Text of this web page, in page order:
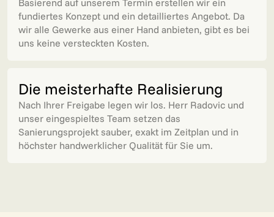
fundiertes Konzept und ein detailliertes Angebot. Da
wir alle Gewerke aus einer Hand anbieten, gibt es bei
uns keine versteckten Kosten.
Die meisterhafte Realisierung
Nach Ihrer Freigabe legen wir los. Herr Radovic und
unser eingespieltes Team setzen das
Sanierungsprojekt sauber, exakt im Zeitplan und in
höchster handwerklicher Qualität für Sie um.